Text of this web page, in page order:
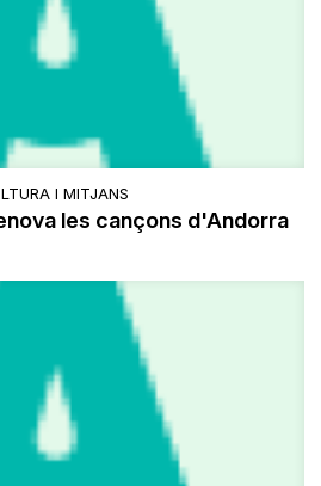
I MITJANS
les cançons d'Andorra